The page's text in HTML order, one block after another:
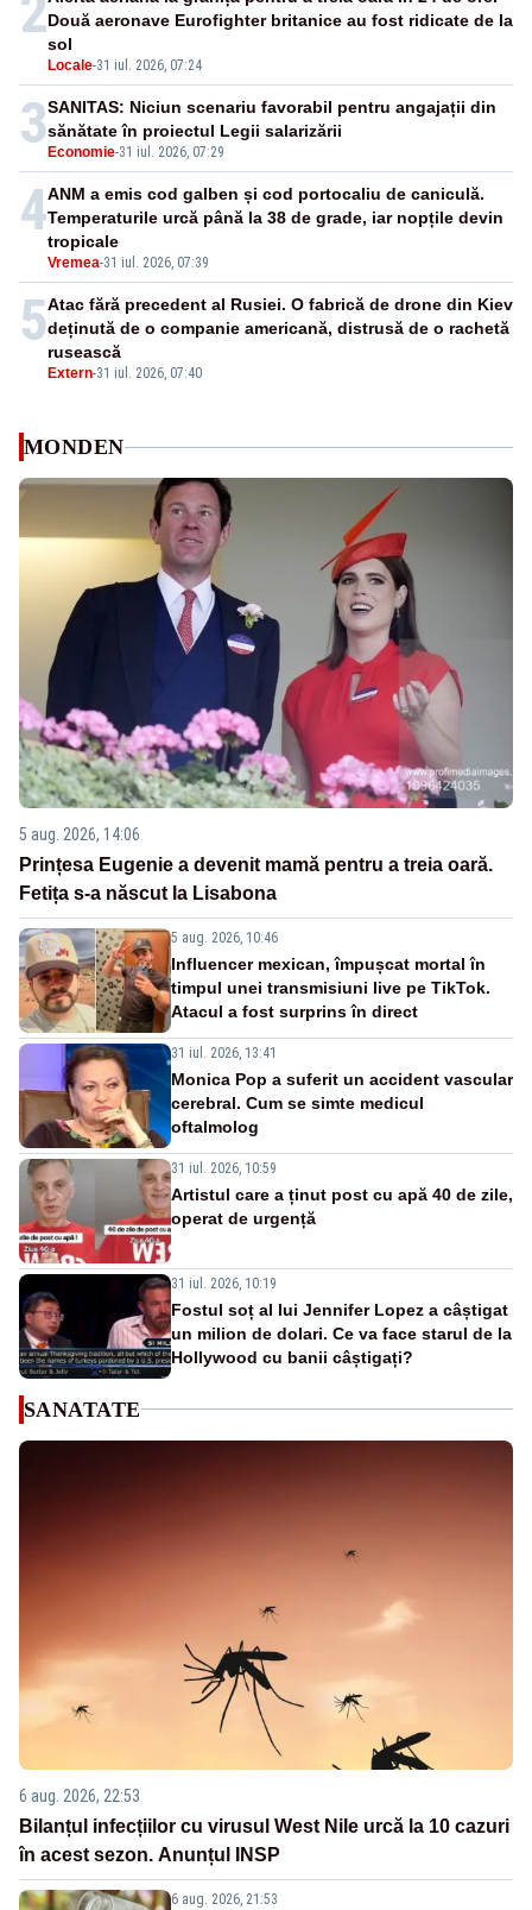
Locale-31 iul. 2026, 07:24
Două aeronave Eurofighter britanice au fost ridicate de la
sol
3 Economie-31 iul. 2026, 07:29
SANITAS: Niciun scenariu favorabil pentru angajații din
sănătate în proiectul Legii salarizării
4
Vremea-31 iul. 2026, 07:39
ANM a emis cod galben și cod portocaliu de caniculă.
Temperaturile urcă până la 38 de grade, iar nopțile devin
tropicale
5
Extern-31 iul. 2026, 07:40
Atac fără precedent al Rusiei. O fabrică de drone din Kiev
deținută de o companie americană, distrusă de o rachetă
rusească
MONDEN
5 aug. 2026, 14:06
Prințesa Eugenie a devenit mamă pentru a treia oară.
Fetița s-a născut la Lisabona
5 aug. 2026, 10:46
Influencer mexican, împușcat mortal în
timpul unei transmisiuni live pe TikTok.
Atacul a fost surprins în direct
31 iul. 2026, 13:41
Monica Pop a suferit un accident vascular
cerebral. Cum se simte medicul
oftalmolog
31 iul. 2026, 10:59
Artistul care a ținut post cu apă 40 de zile,
operat de urgență
31 iul. 2026, 10:19
Fostul soț al lui Jennifer Lopez a câștigat
un milion de dolari. Ce va face starul de la
Hollywood cu banii câștigați?
SANATATE
6 aug. 2026, 22:53
Bilanțul infecțiilor cu virusul West Nile urcă la 10 cazuri
în acest sezon. Anunțul INSP
6 aug. 2026, 21:53